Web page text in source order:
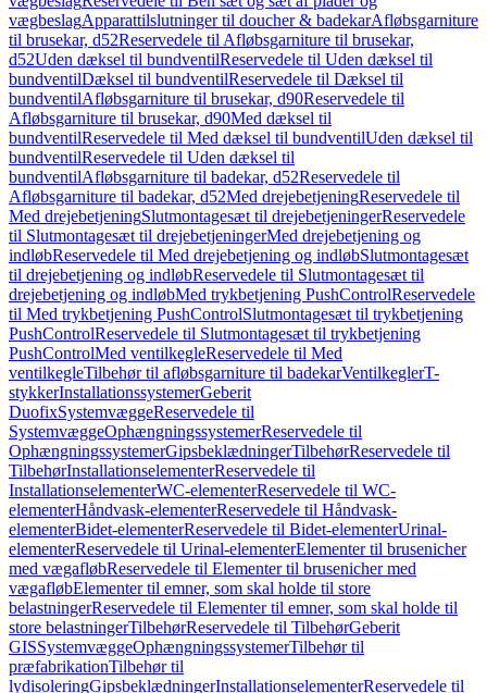
vægbeslagApparattilslutninger til doucher & badekarAfløbsgarniture
til brusekar, d52Reservedele til Afløbsgarniture til brusekar,
d52Uden dæksel til bundventilReservedele til Uden dæksel til
bundventilDæksel til bundventilReservedele til Dæksel til
bundventilAfløbsgarniture til brusekar, d90Reservedele til
Afløbsgarniture til brusekar, d90Med dæksel til
bundventilReservedele til Med dæksel til bundventilUden dæksel til
bundventilReservedele til Uden dæksel til
bundventilAfløbsgarniture til badekar, d52Reservedele til
Afløbsgarniture til badekar, d52Med drejebetjeningReservedele til
Med drejebetjeningSlutmontagesæt til drejebetjeningerReservedele
til Slutmontagesæt til drejebetjeningerMed drejebetjening og
indløbReservedele til Med drejebetjening og indløbSlutmontagesæt
til drejebetjening og indløbReservedele til Slutmontagesæt til
drejebetjening og indløbMed trykbetjening PushControlReservedele
til Med trykbetjening PushControlSlutmontagesæt til trykbetjening
PushControlReservedele til Slutmontagesæt til trykbetjening
PushControlMed ventilkegleReservedele til Med
ventilkegleTilbehør til afløbsgarniture til badekarVentilkeglerT-
stykkerInstallationssystemerGeberit
DuofixSystemvæggeReservedele til
SystemvæggeOphængningssystemerReservedele til
OphængningssystemerGipsbeklædningerTilbehørReservedele til
TilbehørInstallationselementerReservedele til
InstallationselementerWC-elementerReservedele til WC-
elementerHåndvask-elementerReservedele til Håndvask-
elementerBidet-elementerReservedele til Bidet-elementerUrinal-
elementerReservedele til Urinal-elementerElementer til brusenicher
med vægafløbReservedele til Elementer til brusenicher med
vægafløbElementer til emner, som skal holde til store
belastningerReservedele til Elementer til emner, som skal holde til
store belastningerTilbehørReservedele til TilbehørGeberit
GISSystemvæggeOphængningssystemerTilbehør til
præfabrikationTilbehør til
lydisoleringGipsbeklædningerInstallationselementerReservedele til